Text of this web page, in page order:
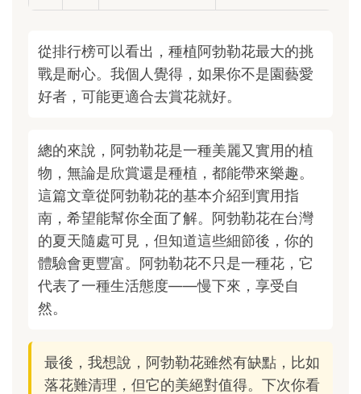
從排行榜可以看出，種植阿勃勒花最大的挑
戰是耐心。我個人覺得，如果你不是園藝愛
好者，可能更適合去賞花就好。
總的來說，阿勃勒花是一種美麗又實用的植
物，無論是欣賞還是種植，都能帶來樂趣。
這篇文章從阿勃勒花的基本介紹到實用指
南，希望能幫你全面了解。阿勃勒花在台灣
的夏天隨處可見，但知道這些細節後，你的
體驗會更豐富。阿勃勒花不只是一種花，它
代表了一種生活態度——慢下來，享受自
然。
最後，我想說，阿勃勒花雖然有缺點，比如
落花難清理，但它的美絕對值得。下次你看